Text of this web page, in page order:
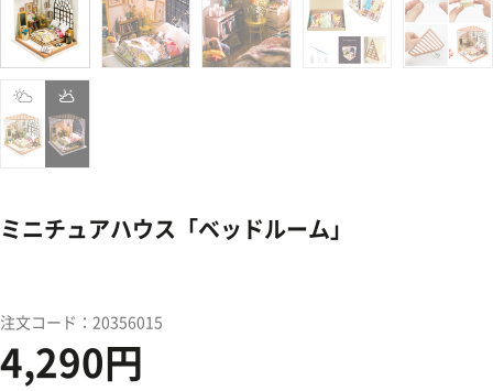
ミニチュアハウス「ベッドルーム」
注文コード：20356015
4,290円